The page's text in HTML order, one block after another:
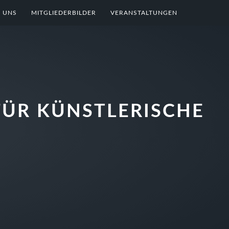
UNS MITGLIEDERBILDER VERANSTALTUNGEN
KÜNSTLERISCHE